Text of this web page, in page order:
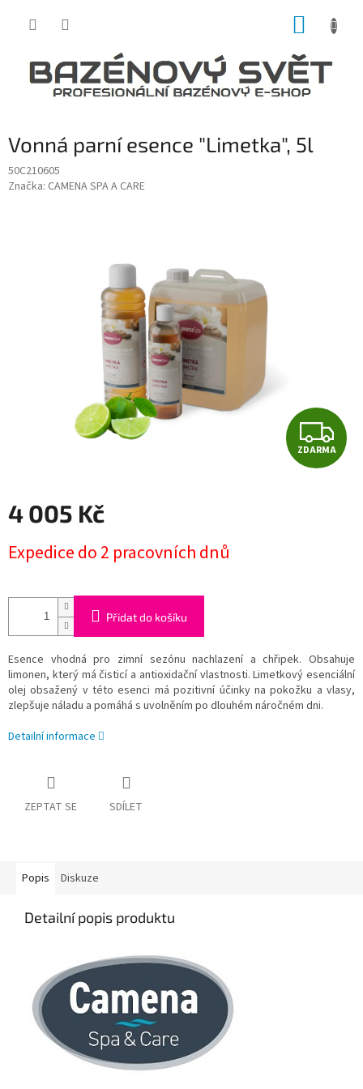
Vonná parní esence "Limetka", 5l
50C210605
Značka: CAMENA SPA A CARE
Z
D
ZDARMA
4 005 Kč
cena:
Expedice do 2 pracovních dnů
Přidat do košíku
Esence vhodná pro zimní sezónu nachlazení a chřipek. Obsahuje
limonen, který má čisticí a antioxidační vlastnosti. Limetkový esenciální
olej obsažený v této esenci má pozitivní účinky na pokožku a vlasy,
zlepšuje náladu a pomáhá s uvolněním po dlouhém náročném dni.
Detailní informace
ZEPTAT SE SDÍLET
Popis Diskuze
Detailní popis produktu